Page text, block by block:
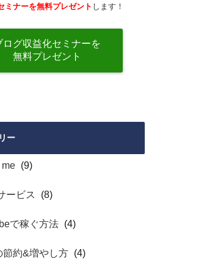
ミナーを無料プレゼント します！
ログ収益化セミナーを
無料プレゼント
ー
(9)
ービス (8)
で稼ぐ方法 (4)
節約&増やし方 (4)